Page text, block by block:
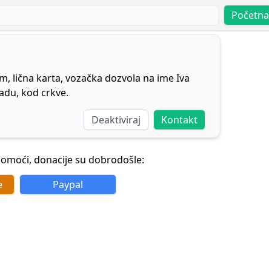
Početna
lična karta, vozačka dozvola na ime Iva
kod crkve.
Deaktiviraj Kontakt
donacije su dobrodošle:
Paypal